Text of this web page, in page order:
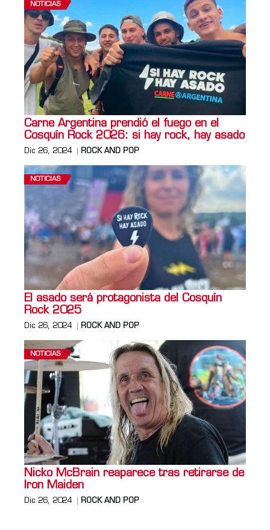
NOTICIAS
Carne Argentina prendió el fuego en el
Cosquín Rock 2026: si hay rock, hay asado
Dic 26, 2024 ROCK AND POP
NOTICIAS
El asado será protagonista del Cosquín
Rock 2025
Dic 26, 2024 ROCK AND POP
NOTICIAS
Nicko McBrain reaparece tras retirarse de
Iron Maiden
Dic 26, 2024 ROCK AND POP